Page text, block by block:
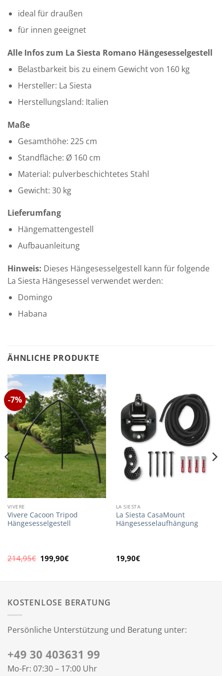
ideal für draußen
für innen geeignet
Alle Infos zum La Siesta Romano Hängesesselgestell
Belastbarkeit bis zu einem Gewicht von 160 kg
Hersteller: La Siesta
Herstellungsland: Italien
Maße
Gesamthöhe: 225 cm
Standfläche: Ø 160 cm
Material: pulverbeschichtetes Stahl
Gewicht: 30 kg
Lieferumfang
Hängemattengestell
Aufbauanleitung
Hinweis: Dieses Hängesesselgestell kann für folgende
La Siesta Hängesessel verwendet werden:
Domingo
Habana
ÄHNLICHE PRODUKTE
-7%
VIVERE
Vivere Cacoon Tripod
Hängesesselgestell
214,95€ Ursprünglicher
Preis
199,90€Aktueller
LA SIESTA
La Siesta CasaMount
Hängesesselaufhängung
19,90€
KOSTENLOSE BERATUNG
Persönliche Unterstützung und Beratung unter:
+49 30 403631 99
Mo-Fr: 07:30 – 17:00 Uhr